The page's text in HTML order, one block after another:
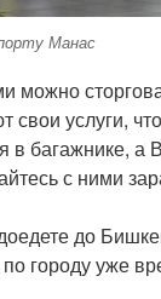
Манас
можно
свои услуги,
в багажнике,
с ними
до
городу уже